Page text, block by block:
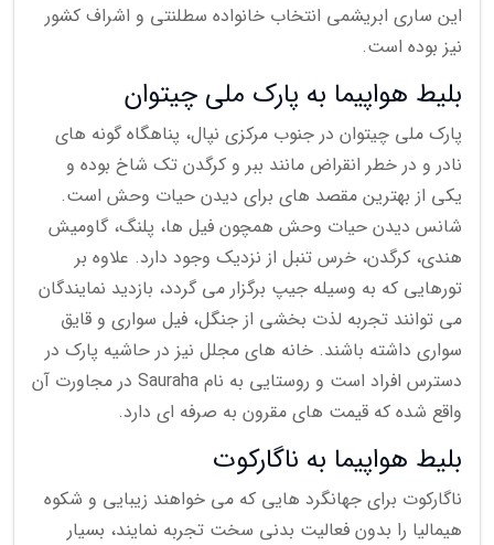
این ساری ابریشمی انتخاب خانواده سطلنتی و اشراف کشور
نیز بوده است.
بلیط هواپیما به پارک ملی چیتوان
پارک ملی چیتوان در جنوب مرکزی نپال، پناهگاه گونه های
نادر و در خطر انقراض مانند ببر و کرگدن تک شاخ بوده و
یکی از بهترین مقصد های برای دیدن حیات وحش است.
شانس دیدن حیات وحش همچون فیل ها، پلنگ، گاومیش
هندی، کرگدن، خرس تنبل از نزدیک وجود دارد. علاوه بر
تورهایی که به وسیله جیپ برگزار می گردد، بازدید نمایندگان
می توانند تجربه لذت بخشی از جنگل، فیل سواری و قایق
سواری داشته باشند. خانه های مجلل نیز در حاشیه پارک در
دسترس افراد است و روستایی به نام Sauraha در مجاورت آن
واقع شده که قیمت های مقرون به صرفه ای دارد.
بلیط هواپیما به ناگارکوت
ناگارکوت برای جهانگرد هایی که می خواهند زیبایی و شکوه
هیمالیا را بدون فعالیت بدنی سخت تجربه نمایند، بسیار